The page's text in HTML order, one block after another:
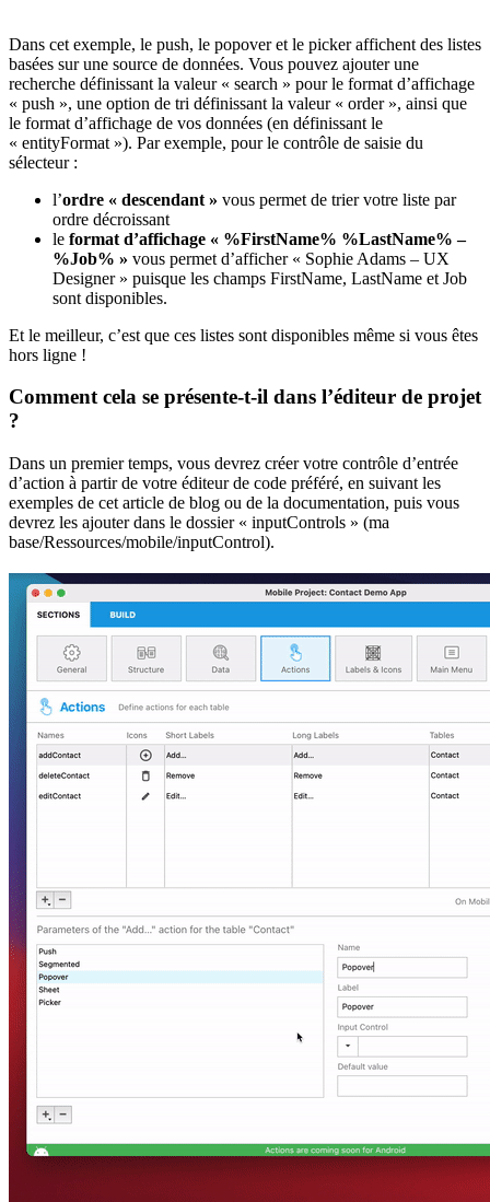
Dans cet exemple, le push, le popover et le picker affichent des listes
basées sur une source de données. Vous pouvez ajouter une
recherche définissant la valeur « search » pour le format d’affichage
« push », une option de tri définissant la valeur « order », ainsi que
le format d’affichage de vos données (en définissant le
« entityFormat »). Par exemple, pour le contrôle de saisie du
sélecteur :
l’ordre « descendant » vous permet de trier votre liste par
ordre décroissant
le format d’affichage « %FirstName% %LastName% –
%Job% » vous permet d’afficher « Sophie Adams – UX
Designer » puisque les champs FirstName, LastName et Job
sont disponibles.
Et le meilleur, c’est que ces listes sont disponibles même si vous êtes
hors ligne !
Comment cela se présente-t-il dans l’éditeur de projet
?
Dans un premier temps, vous devrez créer votre contrôle d’entrée
d’action à partir de votre éditeur de code préféré, en suivant les
exemples de cet article de blog ou de la documentation, puis vous
devrez les ajouter dans le dossier « inputControls » (ma
base/Ressources/mobile/inputControl).